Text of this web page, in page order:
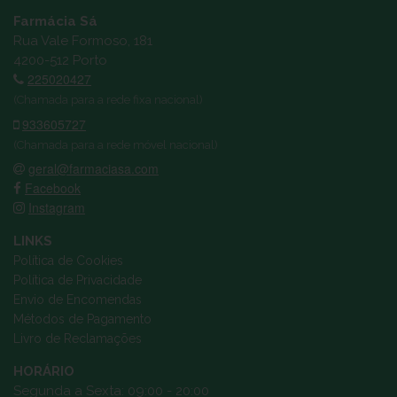
Farmácia Sá
Rua Vale Formoso, 181
4200-512 Porto
225020427
(Chamada para a rede fixa nacional)
933605727
(Chamada para a rede móvel nacional)
geral@farmaciasa.com
Facebook
Instagram
LINKS
Política de Cookies
Política de Privacidade
Envio de Encomendas
Métodos de Pagamento
Livro de Reclamações
HORÁRIO
Segunda a Sexta: 09:00 - 20:00